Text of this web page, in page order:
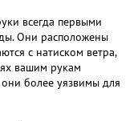
всегда первыми
Они расположены
с натиском ветра,
вашим рукам
они более уязвимы для